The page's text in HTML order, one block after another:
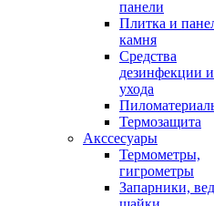
панели
Плитка и
камня
Средства
дезинфекции и
ухода
Термозащита
Аксcесуары
Термометры,
гигрометры
Запарники,